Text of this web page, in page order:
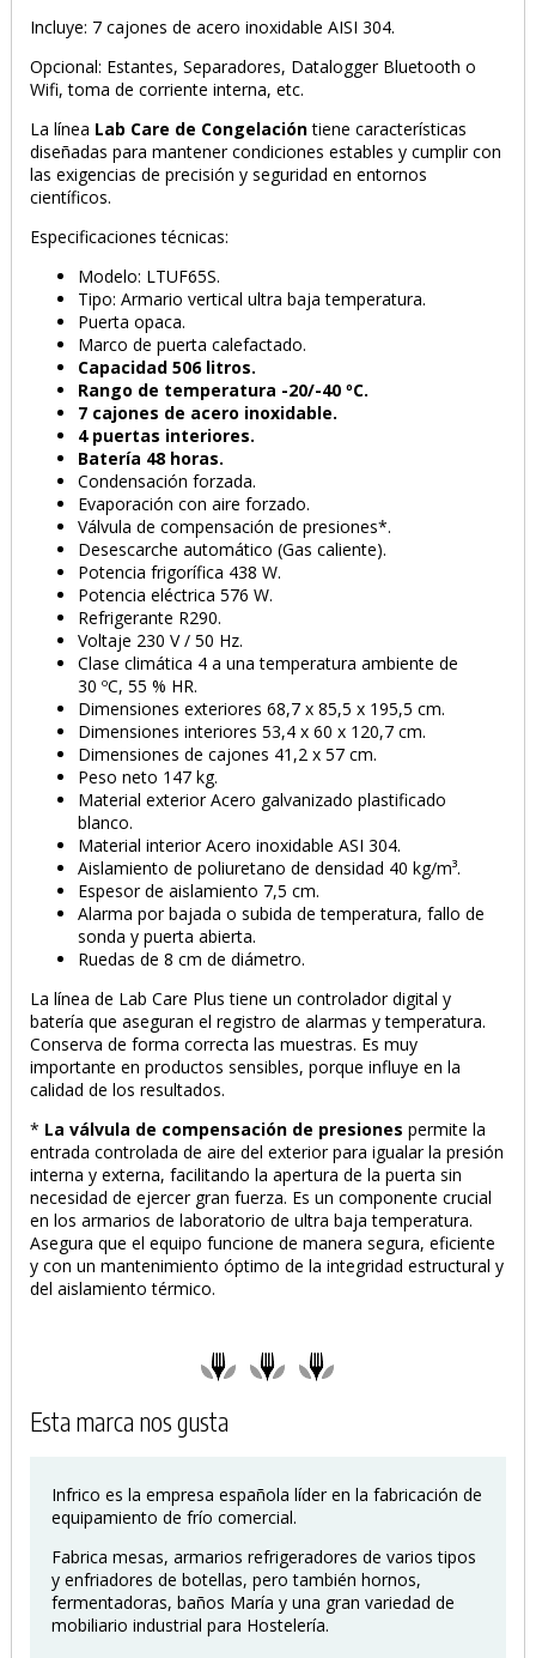
PRODUCTO AÑADIDO AL CARRITO
Incluye: 7 cajones de acero inoxidable AISI 304.
Opcional: Estantes, Separadores, Datalogger Bluetooth o
Wifi, toma de corriente interna, etc.
La línea Lab Care de Congelacióntiene características
diseñadas para mantener condiciones estables y cumplir con
las exigencias de precisión y seguridad en entornos
científicos.
Especificaciones técnicas:
Modelo: LTUF65S.
Tipo: Armario vertical ultra baja temperatura.
Puerta opaca.
Marco de puerta calefactado.
Capacidad 506 litros.
Rango de temperatura -20/-40 ºC.
7 cajones de acero inoxidable.
4 puertas interiores.
Batería 48 horas.
Condensación forzada.
Evaporación con aire forzado.
Válvula de compensación de presiones*.
Desescarche automático (Gas caliente).
Potencia frigorífica 438 W.
Potencia eléctrica 576 W.
Refrigerante R290.
Voltaje 230 V / 50 Hz.
Clase climática 4 a una temperatura ambiente de
30 ºC, 55 % HR.
Dimensiones exteriores 68,7 x 85,5 x 195,5 cm.
Dimensiones interiores 53,4 x 60 x 120,7 cm.
Dimensiones de cajones 41,2 x 57 cm.
Peso neto 147 kg.
Material exterior Acero galvanizado plastificado
blanco.
Material interior Acero inoxidable ASI 304.
Aislamiento de poliuretano de densidad 40 kg/m³.
Espesor de aislamiento 7,5 cm.
Alarma por bajada o subida de temperatura, fallo de
sonda y puerta abierta.
Ruedas de 8 cm de diámetro.
La línea de Lab Care Plus tiene un controlador digital y
batería que aseguran el registro de alarmas y temperatura.
Conserva de forma correcta las muestras. Es muy
importante en productos sensibles, porque influye en la
calidad de los resultados.
* La válvula de compensación de presiones permite la
entrada controlada de aire del exterior para igualar la presión
interna y externa, facilitando la apertura de la puerta sin
necesidad de ejercer gran fuerza. Es un componente crucial
en los armarios de laboratorio de ultra baja temperatura.
Asegura que el equipo funcione de manera segura, eficiente
y con un mantenimiento óptimo de la integridad estructural y
del aislamiento térmico.
Esta marca nos gusta
Infrico es la empresa española líder en la fabricación de
equipamiento de frío comercial.
Fabrica mesas, armarios refrigeradores de varios tipos
y enfriadores de botellas, pero también hornos,
fermentadoras, baños María y una gran variedad de
mobiliario industrial para Hostelería.